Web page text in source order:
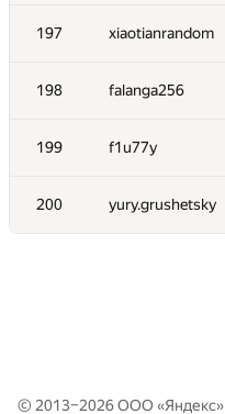
197 xiaotianrandom
198 falanga256
199 f1u77y
200 yury.grushetsky
palayutm
Michal Korbela
pikmike98
© 2013–2026 ООО «Яндекс»